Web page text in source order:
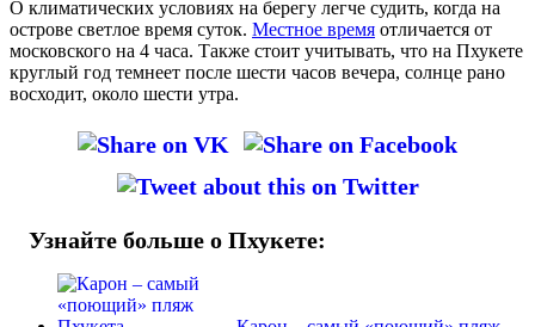
О климатических условиях на берегу легче судить, когда на
острове светлое время суток. Местное время отличается от
московского на 4 часа. Также стоит учитывать, что на Пхукете
круглый год темнеет после шести часов вечера, солнце рано
восходит, около шести утра.
Узнайте больше о Пхукете: